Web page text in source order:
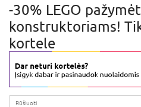
-30% LEGO
konstruktoriams!
kortele
Rūšiuoti